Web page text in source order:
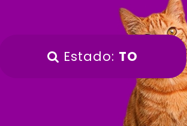
Estado: TO